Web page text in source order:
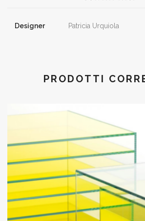
Designer Patricia Urquiola
PRODOTTI